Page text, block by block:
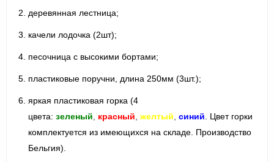
деревянная лестница;
качели лодочка (2шт);
песочница с высокими бортами;
пластиковые поручни, длина 250мм (3шт.);
яркая пластиковая горка (4
цвета: зеленый красный желтый синий . Цвет горки
комплектуется из имеющихся на складе. Производство
Бельгия).